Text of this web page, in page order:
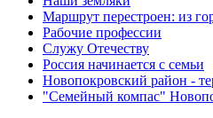
Маршрут перестроен: из
Рабочие профессии
Служу Отечеству
Россия начинается с семьи
Новопокровский район -
"Семейный компас"